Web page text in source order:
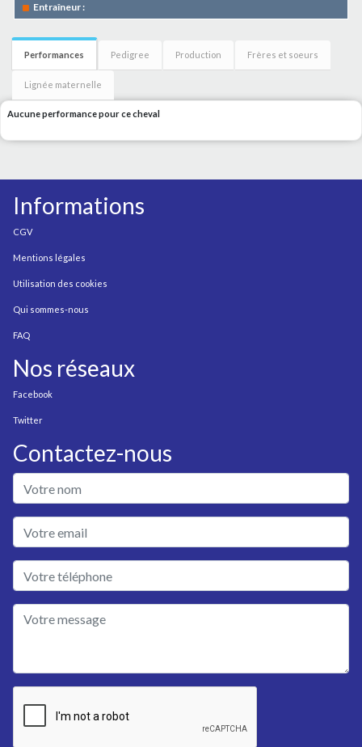
Entraîneur :
Performances Pedigree Production Frères et soeurs
Lignée maternelle
Aucune performance pour ce cheval
Informations
CGV
Mentions légales
Utilisation des cookies
Qui sommes-nous
FAQ
Nos réseaux
Facebook
Twitter
Contactez-nous